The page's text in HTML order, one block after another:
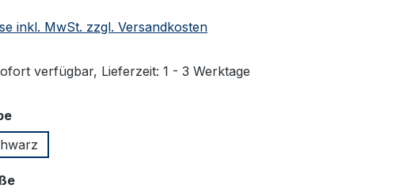
inkl. MwSt. zzgl. Versandkosten
verfügbar, Lieferzeit: 1 - 3 Werktage
auswählen
auswählen